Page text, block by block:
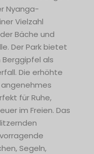
Nyanga-
Vielzahl
Bäche und
Der Park bietet
als
Die erhöhte
für Ruhe,
im Freien. Das
Segeln,